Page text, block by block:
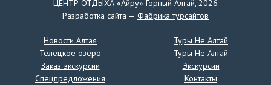
Награда Первая
За активное участие в работе выставки
ЦЕНТР ОТДЫХА «Айру» Горный Алтай, 2026
Разработка сайта — Фабрика турсайтов
Новости Алтая
Телецкое озеро
Заказ экскурсии
Спецпредложения
Туры Не Алтай
Туры Не Алтай
Экскурсии
Контакты